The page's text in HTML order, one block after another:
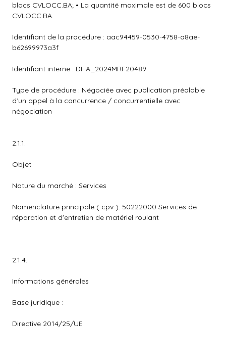
blocs CVLOCC.BA; • La quantité maximale est de 600 blocs
CVLOCC.BA.
Identifiant de la procédure : aac94459-0530-4758-a8ae-
b62699973a3f
Identifiant interne : DHA_2024MRF20489
Type de procédure : Négociée avec publication préalable
d’un appel à la concurrence / concurrentielle avec
négociation
2.1.1.
Objet
Nature du marché : Services
Nomenclature principale ( cpv ): 50222000 Services de
réparation et d'entretien de matériel roulant
2.1.4.
Informations générales
Base juridique :
Directive 2014/25/UE